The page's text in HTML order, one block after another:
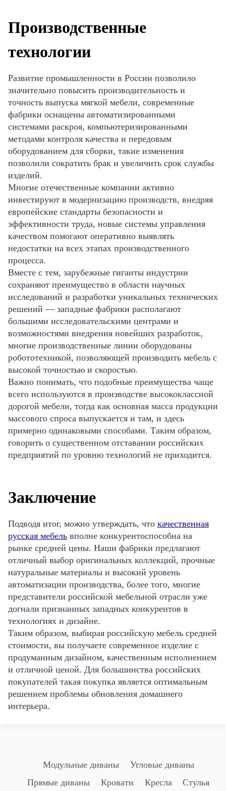
Производственные
технологии
Развитие промышленности в России позволило
значительно повысить производительность и
точность выпуска мягкой мебели, современные
фабрики оснащены автоматизированными
системами раскроя, компьютеризированными
методами контроля качества и передовым
оборудованием для сборки, такие изменения
позволили сократить брак и увеличить срок службы
изделий.
Многие отечественные компании активно
инвестируют в модернизацию производств, внедряя
европейские стандарты безопасности и
эффективности труда, новые системы управления
качеством помогают оперативно выявлять
недостатки на всех этапах производственного
процесса.
Вместе с тем, зарубежные гиганты индустрии
сохраняют преимущество в области научных
исследований и разработки уникальных технических
решений — западные фабрики располагают
большими исследовательскими центрами и
возможностями внедрения новейших разработок,
многие производственные линии оборудованы
робототехникой, позволяющей производить мебель с
высокой точностью и скоростью.
Важно понимать, что подобные преимущества чаще
всего используются в производстве высококлассной
дорогой мебели, тогда как основная масса продукции
массового спроса выпускается и там, и здесь
примерно одинаковыми способами. Таким образом,
говорить о существенном отставании российских
предприятий по уровню технологий не приходится.
Заключение
Подводя итог, можно утверждать, что качественная
русская мебель вполне конкурентоспособна на
рынке средней цены. Наши фабрики предлагают
отличный выбор оригинальных коллекций, прочные
натуральные материалы и высокий уровень
автоматизации производства, более того, многие
представители российской мебельной отрасли уже
догнали признанных западных конкурентов в
технологиях и дизайне.
Таким образом, выбирая российскую мебель средней
стоимости, вы получаете современное изделие с
продуманным дизайном, качественным исполнением
и отличной ценой. Для большинства российских
покупателей такая покупка является оптимальным
решением проблемы обновления домашнего
интерьера.
Модульные диваны
Угловые диваны
Прямые диваны
Кровати Кресла Стулья